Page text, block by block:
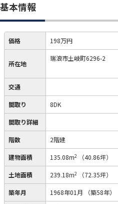
基本情報
価格 198万円
所在地
瑞浪市土岐町6296-2
交通
間取り 8DK
間取り詳細
階数 2階建
建物面積 135.08m2 （40.86坪）
土地面積 239.18m2 （72.35坪）
築年月 1968年01月 （築58年）